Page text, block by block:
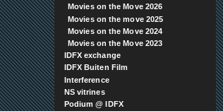
Movies on the Move 2026
Movies on the move 2025
Movies on the Move 2024
Movies on the Move 2023
IDFX exchange
IDFX Buiten Film
Interference
NS vitrines
Podium @ IDFX